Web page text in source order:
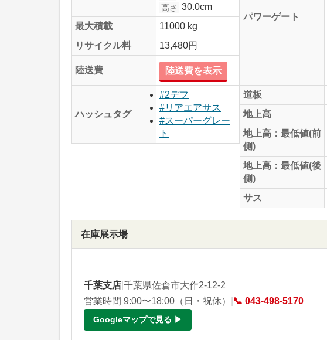
高さ
30.0cm
最大積載
11000 kg
リサイクル料
13,480円
陸送費 陸送費を表示
ハッシュタグ
#2デフ
#リアエアサス
#スーパーグレー
ト
パワーゲート
道板
地上高
地上高：最低値(前
側)
地上高：最低値(後
側)
サス
在庫展示場
千葉支店 千葉県佐倉市大作2-12-2
営業時間 9:00〜18:00（日・祝休）
📞 043-498-5170
Googleマップで見る ▶